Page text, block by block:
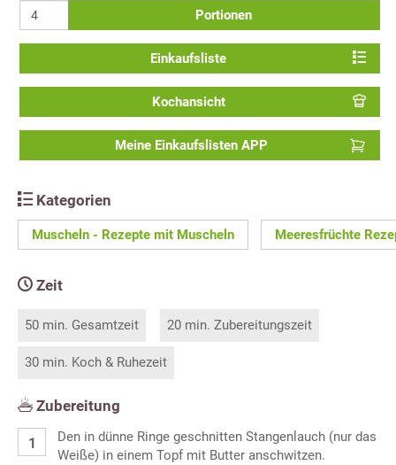
Portionen
Einkaufsliste
Kochansicht
Meine Einkaufslisten APP
Kategorien
Muscheln - Rezepte mit Muscheln Meeresfrüchte
Zeit
50 min. Gesamtzeit 20 min. Zubereitungszeit
30 min. Koch & Ruhezeit
Zubereitung
Den in dünne Ringe geschnitten Stangenlauch (nur das
Weiße) in einem Topf mit Butter anschwitzen.